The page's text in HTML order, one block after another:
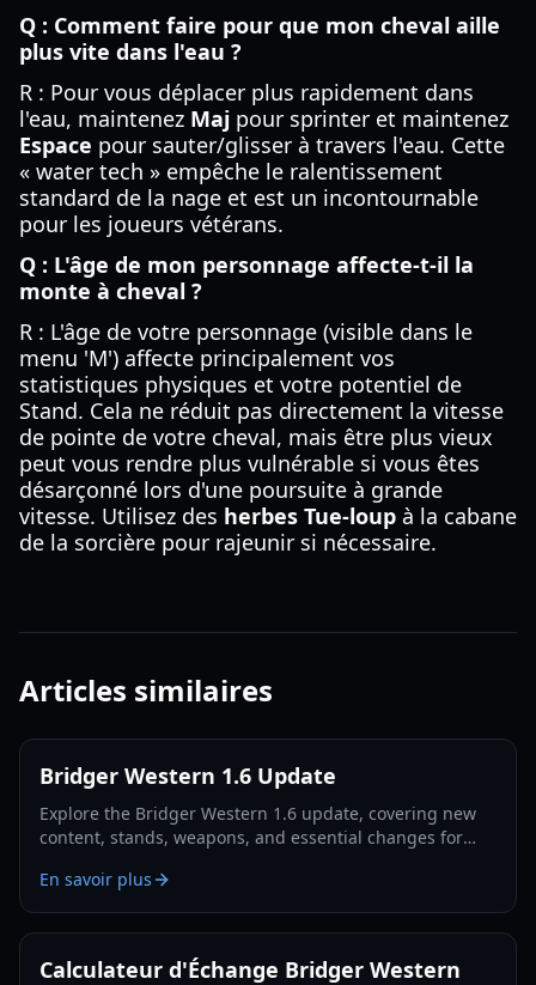
Q : Comment faire pour que mon cheval aille
plus vite dans l'eau ?
R : Pour vous déplacer plus rapidement dans
l'eau, maintenez Maj pour sprinter et maintenez
Espace pour sauter/glisser à travers l'eau. Cette
« water tech » empêche le ralentissement
standard de la nage et est un incontournable
pour les joueurs vétérans.
Q : L'âge de mon personnage affecte-t-il la
monte à cheval ?
R : L'âge de votre personnage (visible dans le
menu 'M') affecte principalement vos
statistiques physiques et votre potentiel de
Stand. Cela ne réduit pas directement la vitesse
de pointe de votre cheval, mais être plus vieux
peut vous rendre plus vulnérable si vous êtes
désarçonné lors d'une poursuite à grande
vitesse. Utilisez des herbes Tue-loup à la cabane
de la sorcière pour rajeunir si nécessaire.
Articles similaires
Bridger Western 1.6 Update
Explore the Bridger Western 1.6 update, covering new
content, stands, weapons, and essential changes for
En savoir plus
Calculateur d'Échange Bridger Western